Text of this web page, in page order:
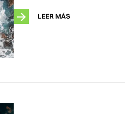
LEER MÁS